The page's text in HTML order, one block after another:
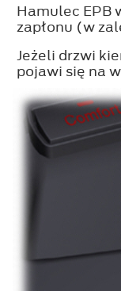
Hamulec EPB
zapłonu (w
Jeżeli drzwi
pojawi się na